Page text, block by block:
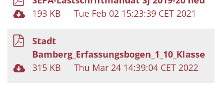
193 KB
Tue Feb 02 15:23:39 CET 2021
Stadt
Bamberg_Erfassungsbogen_1_10_Klasse
315 KB
Thu Mar 24 14:39:04 CET 2022